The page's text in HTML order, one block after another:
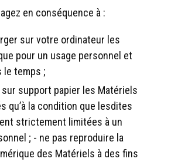
en conséquence à :
sur votre ordinateur les
pour un usage personnel et
le temps ;
sur support papier les Matériels
qu’à la condition que lesdites
strictement limitées à un
; - ne pas reproduire la
des Matériels à des fins